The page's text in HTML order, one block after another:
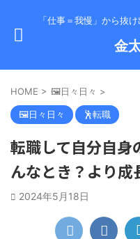
「仕事＝我慢」から抜
金
HOME > 🖼️日々日々 >
🖼️日々日々 🕺転職
転職して自分自身
んなとき？より成
2024年5月18日